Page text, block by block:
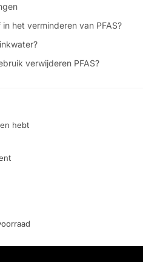
het verminderen van PFAS?
verwijderen PFAS?
hebt